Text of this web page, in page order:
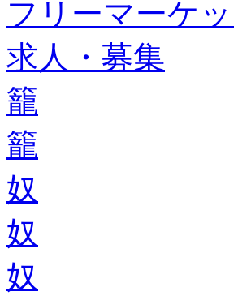
フリーマーケ
求人・募集
籠
籠
奴
奴
奴